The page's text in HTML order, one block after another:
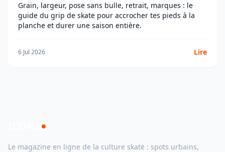
Grain, largeur, pose sans bulle, retrait, marques : le
guide du grip de skate pour accrocher tes pieds à la
planche et durer une saison entière.
6 Jul 2026 Lire
Le magazine en ligne de la culture skate : spots urbains,